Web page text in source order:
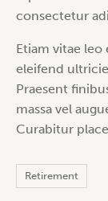
consectetur
Etiam vitae
eleifend
Praesent
massa vel
Curabitur
Retirement